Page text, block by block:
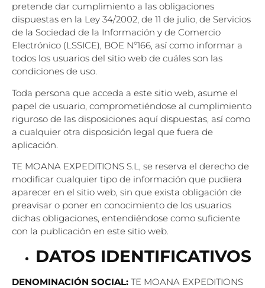
pretende dar cumplimiento a las obligaciones
dispuestas en la Ley 34/2002, de 11 de julio, de Servicios
de la Sociedad de la Información y de Comercio
Electrónico (LSSICE), BOE Nº166, así como informar a
todos los usuarios del sitio web de cuáles son las
condiciones de uso.
Toda persona que acceda a este sitio web, asume el
papel de usuario, comprometiéndose al cumplimiento
riguroso de las disposiciones aquí dispuestas, así como
a cualquier otra disposición legal que fuera de
aplicación.
TE MOANA EXPEDITIONS S.L, se reserva el derecho de
modificar cualquier tipo de información que pudiera
aparecer en el sitio web, sin que exista obligación de
preavisar o poner en conocimiento de los usuarios
dichas obligaciones, entendiéndose como suficiente
con la publicación en este sitio web.
DATOS IDENTIFICATIVOS
DENOMINACIÓN SOCIAL: TE MOANA EXPEDITIONS